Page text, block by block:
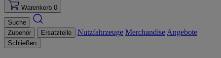
Warenkorb 0
Suche
Zubehör
Ersatzteile Nutzfahrzeuge Merchandise Angebote
Schließen